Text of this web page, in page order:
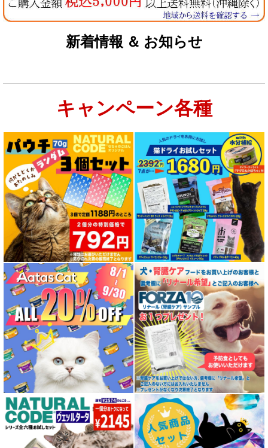
新着情報 ＆ お知らせ
キャンペーン各種